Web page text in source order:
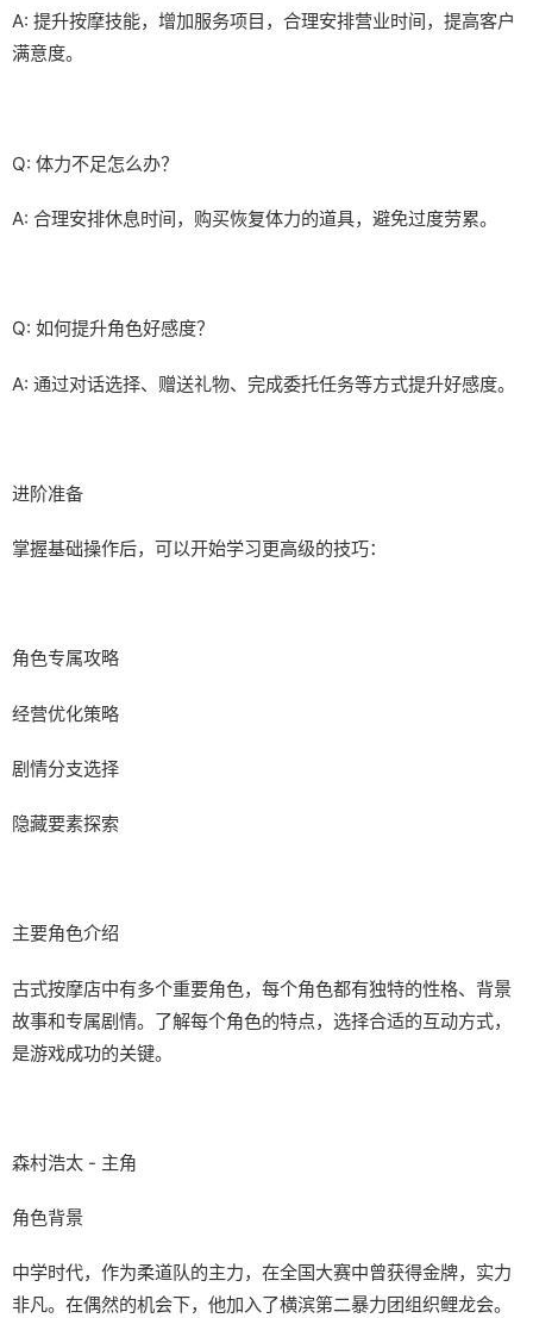
A: 提升按摩技能，增加服务项目，合理安排营业时间，提高客户
满意度。
Q: 体力不足怎么办？
A: 合理安排休息时间，购买恢复体力的道具，避免过度劳累。
Q: 如何提升角色好感度？
A: 通过对话选择、赠送礼物、完成委托任务等方式提升好感度。
进阶准备
掌握基础操作后，可以开始学习更高级的技巧：
角色专属攻略
经营优化策略
剧情分支选择
隐藏要素探索
主要角色介绍
古式按摩店中有多个重要角色，每个角色都有独特的性格、背景
故事和专属剧情。了解每个角色的特点，选择合适的互动方式，
是游戏成功的关键。
森村浩太 - 主角
角色背景
中学时代，作为柔道队的主力，在全国大赛中曾获得金牌，实力
非凡。在偶然的机会下，他加入了横滨第二暴力团组织鲤龙会。